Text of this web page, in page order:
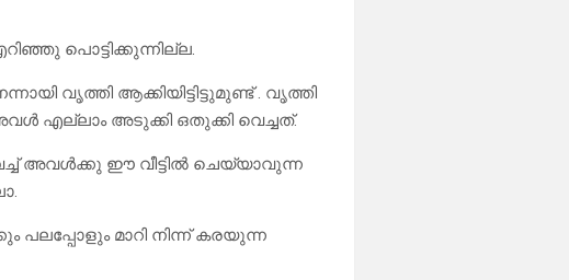
പൊട്ടിക്കുന്നില്ല.
വൃത്തി ആക്കിയിട്ടിട്ടുമുണ്ട് . വൃത്തി
എല്ലാം അടുക്കി ഒതുക്കി വെച്ചത്.
അവൾക്കു ഈ വീട്ടിൽ ചെയ്യാവുന്ന
മാറി നിന്ന് കരയുന്ന